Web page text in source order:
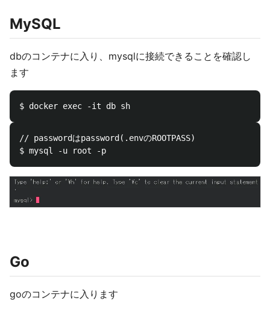
MySQL
dbのコンテナに入り、mysqlに接続できることを確認し
ます
// passwordはpassword(.envのROOTPASS)
Go
goのコンテナに入ります